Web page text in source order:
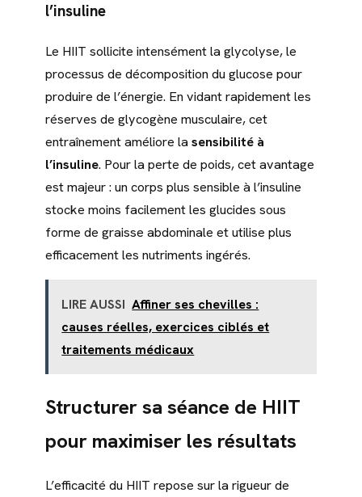
l’insuline
Le HIIT sollicite intensément la glycolyse, le
processus de décomposition du glucose pour
produire de l’énergie. En vidant rapidement les
réserves de glycogène musculaire, cet
entraînement améliore la sensibilité à
l’insuline. Pour la perte de poids, cet avantage
est majeur : un corps plus sensible à l’insuline
stocke moins facilement les glucides sous
forme de graisse abdominale et utilise plus
efficacement les nutriments ingérés.
LIRE AUSSI Affiner ses chevilles :
causes réelles, exercices ciblés et
traitements médicaux
Structurer sa séance de HIIT
pour maximiser les résultats
L’efficacité du HIIT repose sur la rigueur de